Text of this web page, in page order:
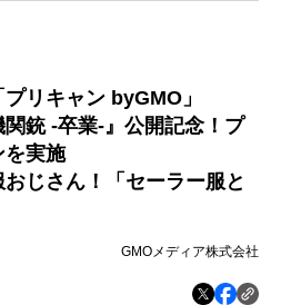
リキャン byGMO」
銃 -卒業-』公開記念！プ
を実施
じさん！「セーラー服と
GMOメディア株式会社